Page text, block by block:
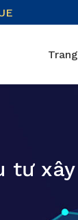
tư